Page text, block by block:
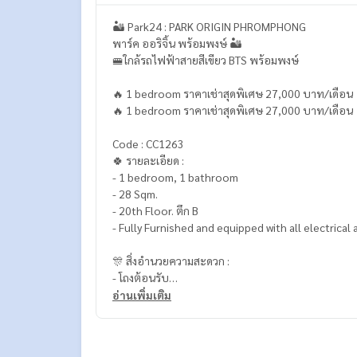
🏜️ Park24 : PARK ORIGIN PHROMPHONG
พาร์ค ออริจิ้น พร้อมพงษ์ 🏜️
🚝ใกล้รถไฟฟ้าสายสีเขียว BTS พร้อมพงษ์
🔥 1 bedroom ราคาเช่าสุดพิเศษ 27,000 บาท/เดือน
🔥 1 bedroom ราคาเช่าสุดพิเศษ 27,000 บาท/เดือน
Code : CC1263
🍀 รายละเอียด :
- 1 bedroom, 1 bathroom
- 28 Sqm.
- 20th Floor. ตึก B
- Fully Furnished and equipped with all electrical
🎊 สิ่งอำนวยความสะดวก :
- โถงต้อนรับ
- ห้องออกกำลังกาย
อ่านเพิ่มเติม